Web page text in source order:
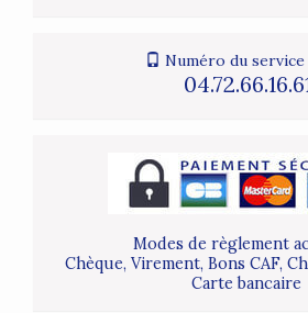
Numéro du
Modes de règlement
Chèque, Virement, Bons CAF,
Carte bancaire